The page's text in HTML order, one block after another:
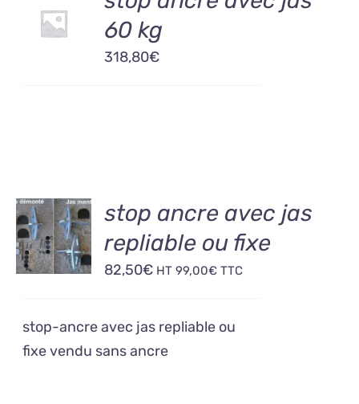
AU
PANIER
60 kg
318,80€
AJOUTER
AU
PANIER
/
DÉTAILS
stop ancre avec jas
repliable ou fixe
82,50€ HT99,00€ TTC
stop-ancre avec jas repliable ou
fixe vendu sans ancre